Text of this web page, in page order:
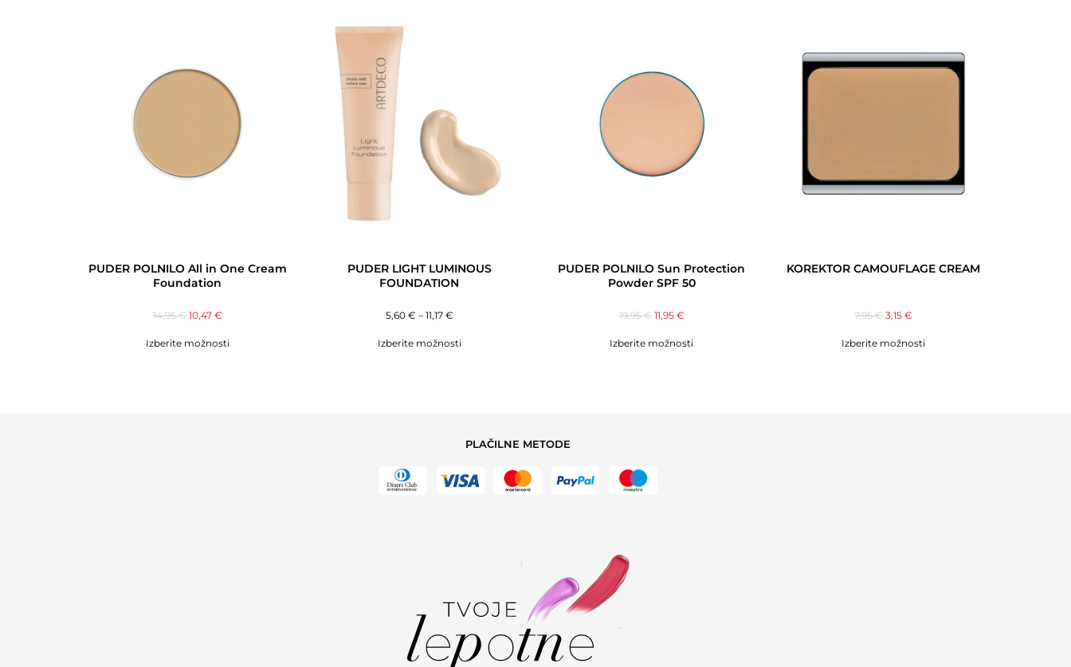
PUDER POLNILO All in One Cream
Foundation
14,95€ 10,47 €
Izberite možnosti
PUDER LIGHT LUMINOUS
FOUNDATION
5,60 € – 11,17 €
Izberite možnosti
PUDER POLNILO Sun Protection
Powder SPF 50
19,95€ 11,95 €
Izberite možnosti
KOREKTOR CAMOUFLAGE CREAM
7,95€ 3,15€
Izberite možnosti
PLAČILNE METODE